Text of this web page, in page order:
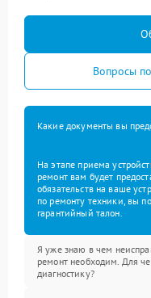
Вопросы
Какие документы вы
На этапе приема
ремонт вам будет
обязательств на ваше
по ремонту техники, вы
гарантийный талон.
Я уже знаю в чем
ремонт необходим. Для
диагностику?